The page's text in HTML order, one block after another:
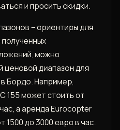
и просить скидки.
– ориентиры для
можно
ценовой диапазон для
Бордо. Например,
155 может стоить от
а аренда Eurocopter
1500 до 3000 евро в час.